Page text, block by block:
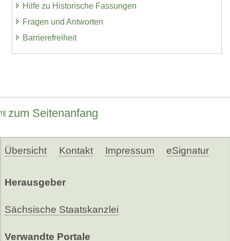
Hilfe zu Historische Fassungen
Fragen und Antworten
Barrierefreiheit
zum Seitenanfang
Übersicht Kontakt Impressum eSignatur
Herausgeber
Sächsische Staatskanzlei
Verwandte Portale